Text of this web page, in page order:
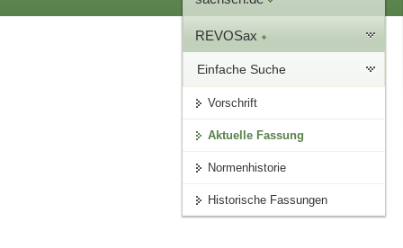
REVOSax
Einfache Suche
Vorschrift
Aktuelle Fassung
Normenhistorie
Historische Fassungen